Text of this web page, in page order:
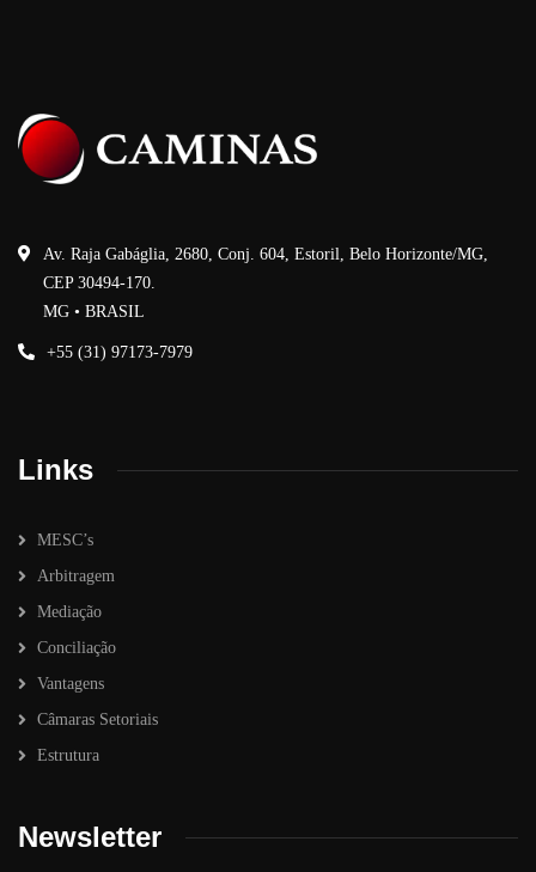
Av. Raja Gabáglia, 2680, Conj. 604, Estoril, Belo Horizonte/MG,
CEP 30494-170.
MG • BRASIL
+55 (31) 97173-7979
Links
MESC’s
Arbitragem
Mediação
Conciliação
Vantagens
Câmaras Setoriais
Estrutura
Newsletter